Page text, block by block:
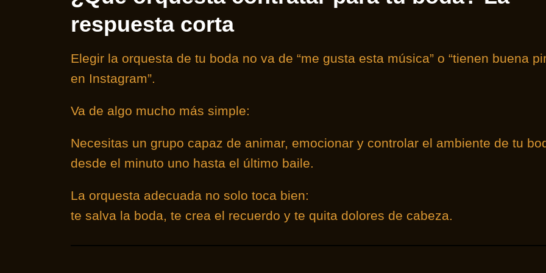
respuesta corta
Elegir la orquesta de tu boda no va de “me gusta esta música” o “tienen buena
en Instagram”.
Va de algo mucho más simple:
Necesitas un grupo capaz de animar, emocionar y controlar el ambiente de tu
desde el minuto uno hasta el último baile.
La orquesta adecuada no solo toca bien:
te salva la boda, te crea el recuerdo y te quita dolores de cabeza.